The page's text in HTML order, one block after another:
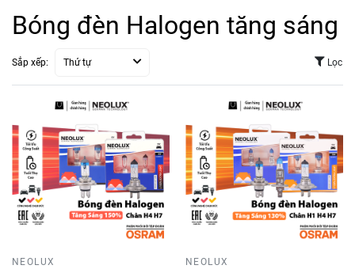
Bóng đèn Halogen tăng sáng
Sắp xếp: Thứ tự Lọc
NEOLUX NEOLUX